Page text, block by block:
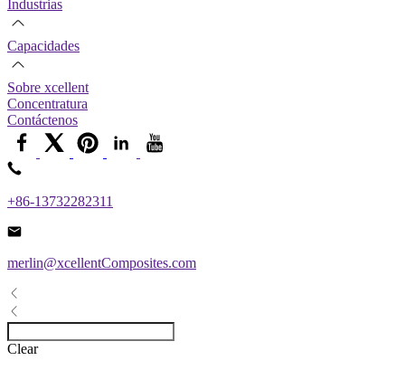
Industrias
Capacidades
Sobre xcellent
Concentratura
Contáctenos
+86-13732282311
merlin@xcellentComposites.com
Clear